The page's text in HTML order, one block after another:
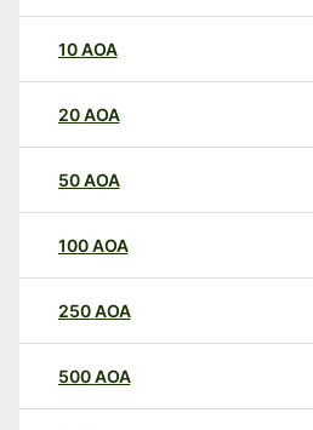
10AOA
20AOA
50AOA
100AOA
250AOA
500AOA